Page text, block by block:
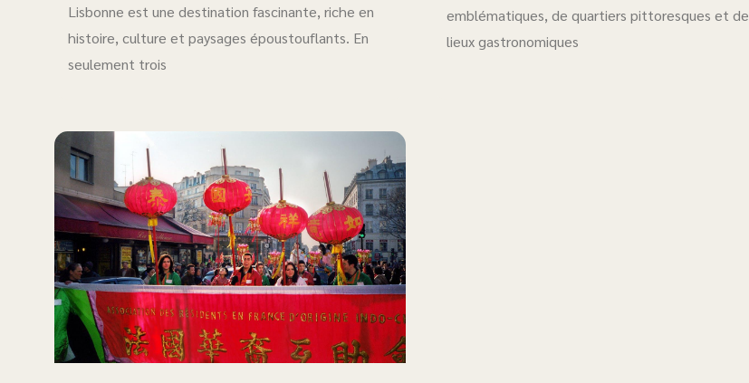
Lisbonne est une destination fascinante, riche en
histoire, culture et paysages époustouflants. En
seulement trois
emblématiques, de quartiers pittoresques et de
lieux gastronomiques